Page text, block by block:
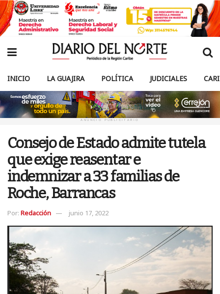
INICIO LA GUAJIRA POLÍTICA JUDICIALES
ANUNCIO PUBLICITARIO
Consejo de Estado admite tutela
que exige reasentar e
indemnizar a 33 familias de
Roche, Barrancas
Por: Redacción junio 17, 2022